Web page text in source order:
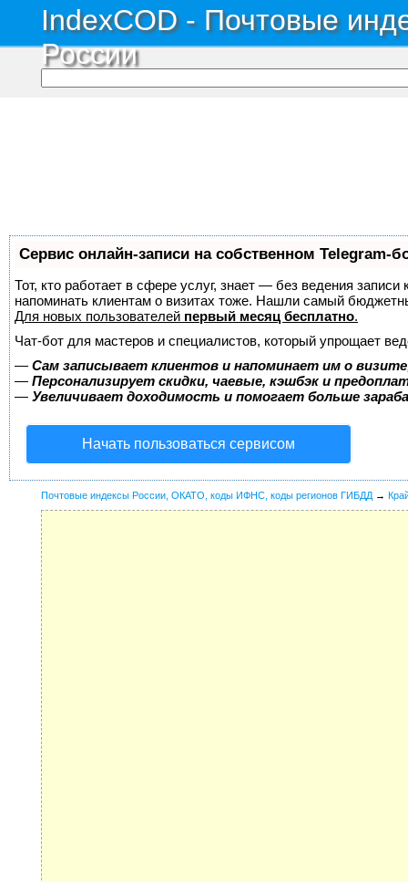
IndexCOD - Почтовые
России
Сервис онлайн-записи на собственном Telegram-
Тот, кто работает в сфере услуг, знает — без ведения
напоминать клиентам о визитах тоже. Нашли самый
Для новых пользователей первый месяц бесплатно.
Чат-бот для мастеров и специалистов, который упрощает
— Сам записывает клиентов и напоминает им о
— Персонализирует скидки, чаевые, кэшбэк и
— Увеличивает доходимость и помогает больше
Начать пользоваться сервисом
Почтовые индексы России, ОКАТО, коды ИФНС, коды регионов ГИБДД →